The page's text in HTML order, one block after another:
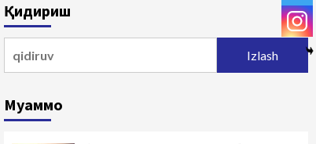
Қидириш
Муаммо